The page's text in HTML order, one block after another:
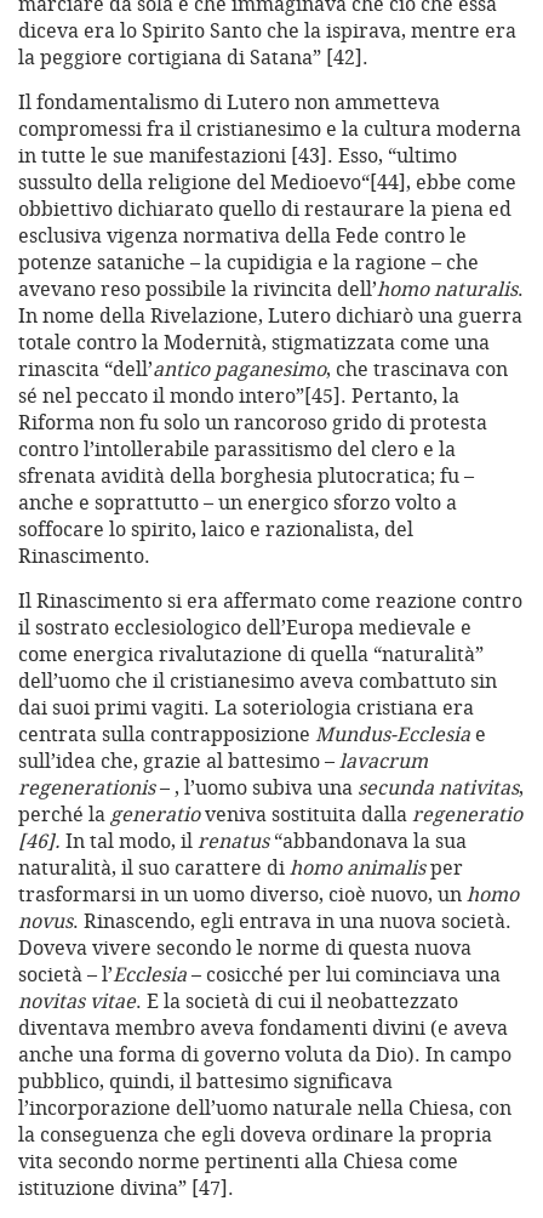
diceva era lo Spirito Santo che la ispirava, mentre era
la peggiore cortigiana di Satana” [42].
Il fondamentalismo di Lutero non ammetteva
compromessi fra il cristianesimo e la cultura moderna
in tutte le sue manifestazioni [43]. Esso, “ultimo
sussulto della religione del Medioevo“[44], ebbe come
obbiettivo dichiarato quello di restaurare la piena ed
esclusiva vigenza normativa della Fede contro le
potenze sataniche – la cupidigia e la ragione – che
avevano reso possibile la rivincita dell’homo naturalis.
In nome della Rivelazione, Lutero dichiarò una guerra
totale contro la Modernità, stigmatizzata come una
rinascita “dell’antico paganesimo, che trascinava con
sé nel peccato il mondo intero”[45]. Pertanto, la
Riforma non fu solo un rancoroso grido di protesta
contro l’intollerabile parassitismo del clero e la
sfrenata avidità della borghesia plutocratica; fu –
anche e soprattutto – un energico sforzo volto a
soffocare lo spirito, laico e razionalista, del
Rinascimento.
Il Rinascimento si era affermato come reazione contro
il sostrato ecclesiologico dell’Europa medievale e
come energica rivalutazione di quella “naturalità”
dell’uomo che il cristianesimo aveva combattuto sin
dai suoi primi vagiti. La soteriologia cristiana era
centrata sulla contrapposizione Mundus-Ecclesia e
sull’idea che, grazie al battesimo –lavacrum
regenerationis– , l’uomo subiva una secunda nativitas,
perché la generatioveniva sostituita dallaregeneratio
[46]. In tal modo, ilrenatus“abbandonava la sua
naturalità, il suo carattere dihomo animalisper
trasformarsi in un uomo diverso, cioè nuovo, unhomo
novus. Rinascendo, egli entrava in una nuova società.
Doveva vivere secondo le norme di questa nuova
società – l’Ecclesia– cosicché per lui cominciava una
novitas vitae. E la società di cui il neobattezzato
diventava membro aveva fondamenti divini (e aveva
anche una forma di governo voluta da Dio). In campo
pubblico, quindi, il battesimo significava
l’incorporazione dell’uomo naturale nella Chiesa, con
la conseguenza che egli doveva ordinare la propria
vita secondo norme pertinenti alla Chiesa come
istituzione divina” [47].